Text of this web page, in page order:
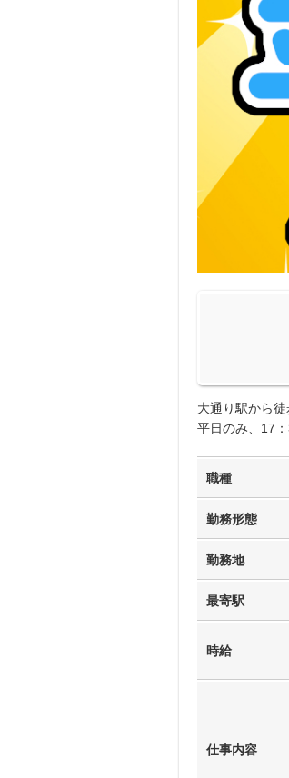
大通り駅から徒
平日のみ、17
職種
勤務形態
勤務地
最寄駅
時給
仕事内容